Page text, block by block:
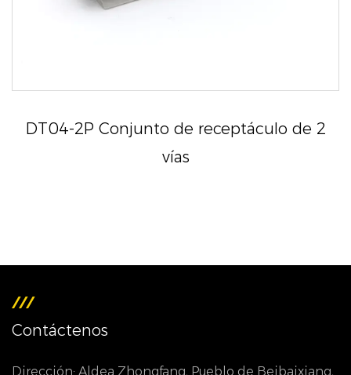
DT04-2P Conjunto de receptáculo de 2
vías
Contáctenos
Dirección: Aldea Zhongfang, Pueblo de Beibaixiang,